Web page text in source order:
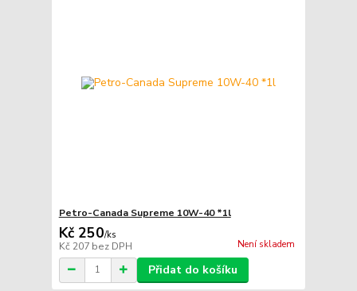
Petro-Canada Supreme 10W-40 *1l
Kč 250/ks
Kč 207 bez DPH Není skladem
Přidat do košíku